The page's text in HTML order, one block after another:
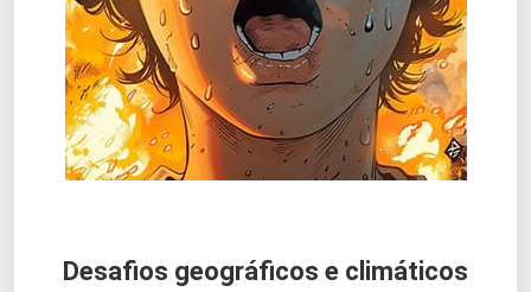
Desafios geográficos e climáticos